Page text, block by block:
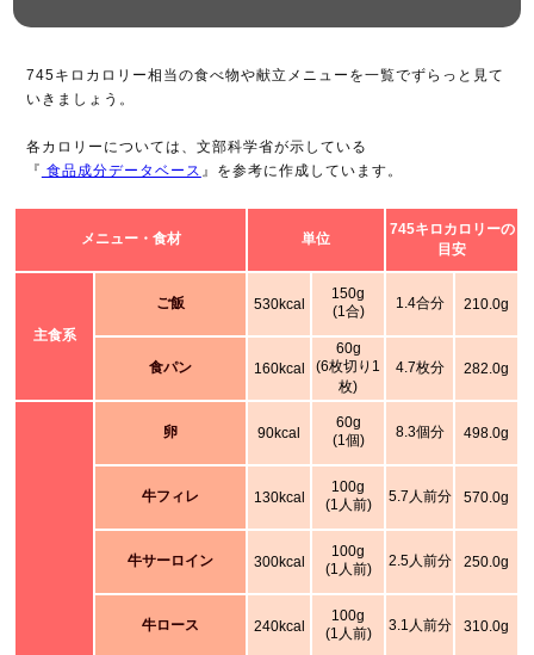
745キロカロリー相当の食べ物や献立メニューを一覧でずらっと見て
いきましょう。
各カロリーについては、文部科学省が示している
『 食品成分データベース 』を参考に作成しています。
メニュー・食材 単位
745キロカロリーの
目安
主食系
ご飯 530kcal
150g
(1合)
1.4合分 210.0g
食パン 160kcal
60g
(6枚切り1
枚)
4.7枚分 282.0g
卵 90kcal
60g
(1個)
8.3個分 498.0g
牛フィレ 130kcal
100g
(1人前)
5.7人前分 570.0g
牛サーロイン 300kcal
100g
(1人前)
2.5人前分 250.0g
牛ロース 240kcal
100g
(1人前)
3.1人前分 310.0g